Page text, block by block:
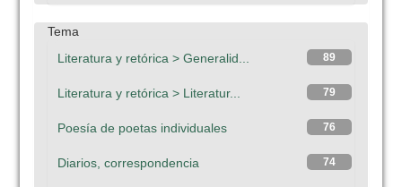
Tema
89
Literatura y retórica > Generalid...
79
Literatura y retórica > Literatur...
76
Poesía de poetas individuales
74
Diarios, correspondencia